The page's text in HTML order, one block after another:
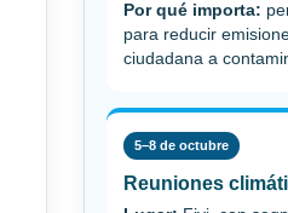
Por qué importa:
para reducir
ciudadana a
5–8 de octubre
Reuniones